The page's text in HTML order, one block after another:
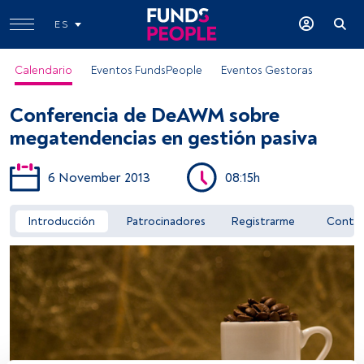
ES
Calendario Eventos FundsPeople Eventos Gestoras
Conferencia de DeAWM sobre
megatendencias en gestión pasiva
6 November 2013 08:15h
Introducción Patrocinadores Registrarme